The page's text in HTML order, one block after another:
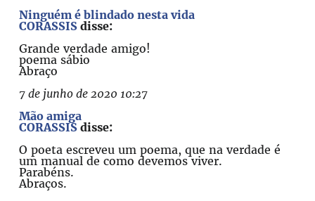
Ninguém é blindado nesta vida
CORASSIS disse:
Grande verdade amigo!
poema sábio
Abraço
7 de junho de 2020 10:27
Mão amiga
CORASSIS disse:
O poeta escreveu um poema, que na verdade é
um manual de como devemos viver.
Parabéns.
Abraços.